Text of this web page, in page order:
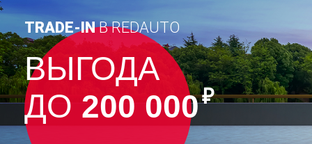
TRADE-INВ REDAUTO
ВЫГОДА
ДО 200 000₽